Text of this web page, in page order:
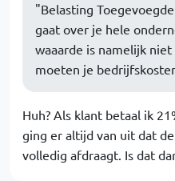
"Belasting
gaat over je hele
waaarde is namelijk
moeten je
Huh? Als klant betaal ik
ging er altijd van uit dat
volledig afdraagt. Is dat